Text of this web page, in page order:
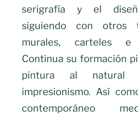
serigrafía y el
siguiendo con otros
murales, carteles e
Continua su formación
pintura al
impresionismo. Así
contemporáneo